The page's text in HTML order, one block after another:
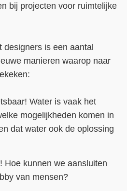
bij projecten voor ruimtelijke
designers is een aantal
manieren waarop naar
Water is vaak het
mogelijkheden komen in
dat water ook de oplossing
Hoe kunnen we aansluiten
van mensen?